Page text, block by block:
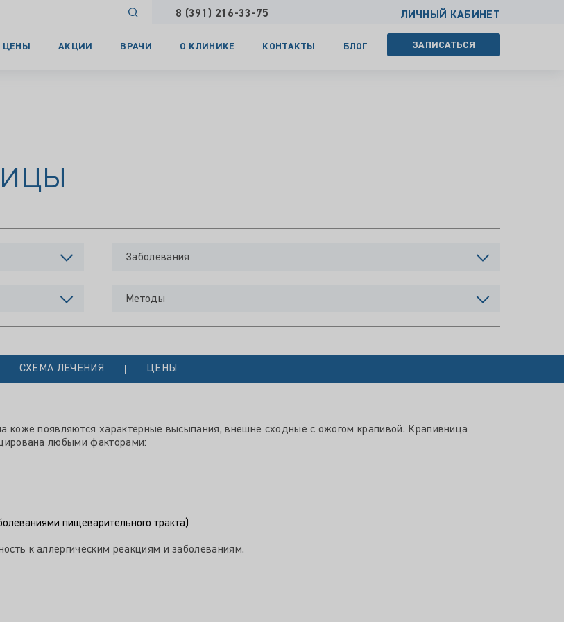
8 (391) 216-33-75 ЛИЧНЫЙ КАБИНЕТ
ЦЕНЫ АКЦИИ ВРАЧИ О КЛИНИКЕ КОНТАКТЫ БЛОГ ЗАПИСАТЬСЯ
Заболевания
Методы
СХЕМА ЛЕЧЕНИЯ ЦЕНЫ
коже появляются характерные высыпания, внешне сходные с ожогом крапивой. Крапивница
любыми факторами:
пищеварительного тракта)
к аллергическим реакциям и заболеваниям.